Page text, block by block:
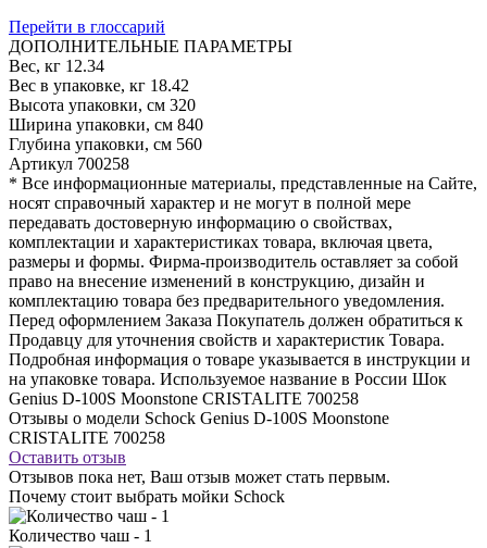
Перейти в глоссарий
ДОПОЛНИТЕЛЬНЫЕ ПАРАМЕТРЫ
Вес, кг 12.34
Вес в упаковке, кг 18.42
Высота упаковки, см 320
Ширина упаковки, см 840
Глубина упаковки, см 560
Артикул 700258
* Все информационные материалы, представленные на Сайте,
носят справочный характер и не могут в полной мере
передавать достоверную информацию о свойствах,
комплектации и характеристиках товара, включая цвета,
размеры и формы. Фирма-производитель оставляет за собой
право на внесение изменений в конструкцию, дизайн и
комплектацию товара без предварительного уведомления.
Перед оформлением Заказа Покупатель должен обратиться к
Продавцу для уточнения свойств и характеристик Товара.
Подробная информация о товаре указывается в инструкции и
на упаковке товара. Используемое название в России Шок
Genius D-100S Moonstone CRISTALITE 700258
Отзывы о модели Schock Genius D-100S Moonstone
CRISTALITE 700258
Оставить отзыв
Отзывов пока нет, Ваш отзыв может стать первым.
Почему стоит выбрать мойки Schock
Количество чаш - 1